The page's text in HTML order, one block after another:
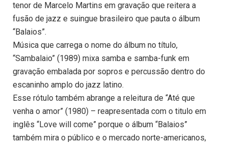
tenor de Marcelo Martins em gravação que reitera a
fusão de jazz e suingue brasileiro que pauta o álbum
“Balaios”.
Música que carrega o nome do álbum no título,
“Sambalaio” (1989) mixa samba e samba-funk em
gravação embalada por sopros e percussão dentro do
escaninho amplo do jazz latino.
Esse rótulo também abrange a releitura de “Até que
venha o amor” (1980) – reapresentada com o titulo em
inglês “Love will come” porque o álbum “Balaios”
também mira o público e o mercado norte-americanos,